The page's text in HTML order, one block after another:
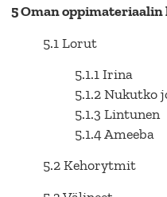
5 Oman oppimateriaalin
5.1 Lorut
5.1.1 Irina
5.1.2 Nukutko
5.1.3 Lintunen
5.1.4 Ameeba
5.2 Kehorytmit